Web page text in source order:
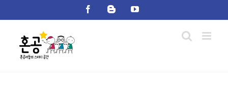
FacebookBloggerYouTube